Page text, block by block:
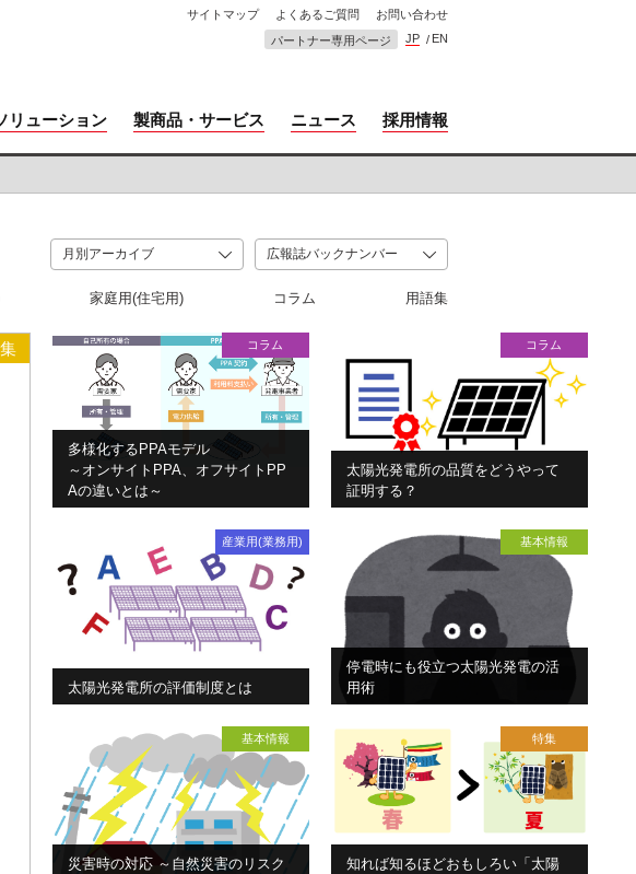
リューション 製商品・サービス ニュース 採用情報
サイトマップ よくあるご質問
お問い合わせ
パートナー専用ページ
JP EN
家庭用(住宅用) コラム 用語集
コラム
多様化するPPAモデル
～オンサイトPPA、オフサイトPP
Aの違いとは～
コラム
太陽光発電所の品質をどうやって
証明する？
産業用(業務用)
太陽光発電所の評価制度とは
基本情報
停電時にも役立つ太陽光発電の活
用術
基本情報
災害時の対応 ～自然災害のリスク
特集
知れば知るほどおもしろい「太陽